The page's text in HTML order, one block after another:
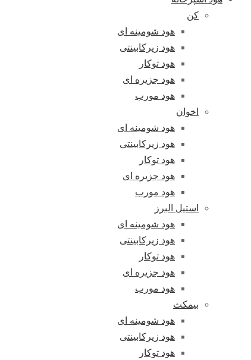
کن
هود شومینه ای
هود زیرکابینتی
هود توکار
هود جزیره ای
هود مورب
اخوان
هود شومینه ای
هود زیرکابینتی
هود توکار
هود جزیره ای
هود مورب
استیل البرز
هود شومینه ای
هود زیرکابینتی
هود توکار
هود جزیره ای
هود مورب
بیمکث
هود شومینه ای
هود زیرکابینتی
هود توکار